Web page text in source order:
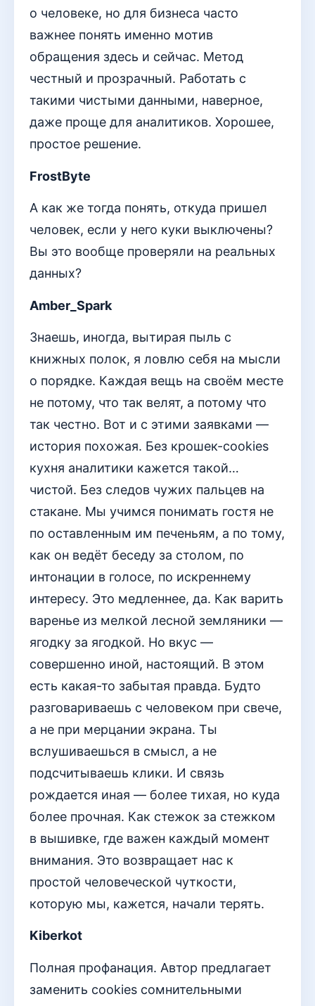
о человеке, но для бизнеса часто
важнее понять именно мотив
обращения здесь и сейчас. Метод
честный и прозрачный. Работать с
такими чистыми данными, наверное,
даже проще для аналитиков. Хорошее,
простое решение.
FrostByte
А как же тогда понять, откуда пришел
человек, если у него куки выключены?
Вы это вообще проверяли на реальных
данных?
Amber_Spark
Знаешь, иногда, вытирая пыль с
книжных полок, я ловлю себя на мысли
о порядке. Каждая вещь на своём месте
не потому, что так велят, а потому что
так честно. Вот и с этими заявками —
история похожая. Без крошек-cookies
кухня аналитики кажется такой…
чистой. Без следов чужих пальцев на
стакане. Мы учимся понимать гостя не
по оставленным им печеньям, а по тому,
как он ведёт беседу за столом, по
интонации в голосе, по искреннему
интересу. Это медленнее, да. Как варить
варенье из мелкой лесной земляники —
ягодку за ягодкой. Но вкус —
совершенно иной, настоящий. В этом
есть какая-то забытая правда. Будто
разговариваешь с человеком при свече,
а не при мерцании экрана. Ты
вслушиваешься в смысл, а не
подсчитываешь клики. И связь
рождается иная — более тихая, но куда
более прочная. Как стежок за стежком
в вышивке, где важен каждый момент
внимания. Это возвращает нас к
простой человеческой чуткости,
которую мы, кажется, начали терять.
Kiberkot
Полная профанация. Автор предлагает
заменить cookies сомнительными